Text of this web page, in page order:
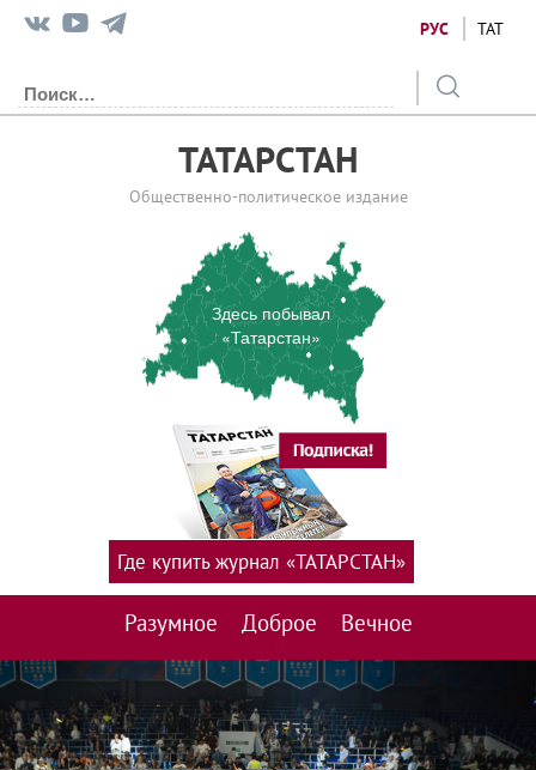
РУС ТАТ
ТАТАРСТАН
Общественно-политическое издание
Здесь побывал
«Татарстан»
Разумное Доброе Вечное
Где купить журнал «ТАТАРСТАН»